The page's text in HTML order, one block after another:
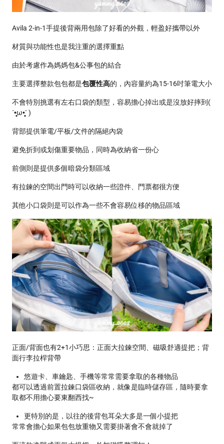
Avila 2-in-1手提後背兩用包除了好看的外觀，輕盈好攜帶以外
材質與功能性也是我注重的選擇重點
由於考慮作為媽媽包&公事包的結合
主要選擇整款包包都是包覆性高的，內容量約為15-16吋筆電大小
不會特別挑選有左右口袋的類型，容易擔心掉出或是沒放好摔到(
´•̥̥̥ω•̥̥̥` )
背部提供筆電/平板/文件的隔絕內袋
避免折到或划傷重要物品，同時為收納省一份心
前側則是提供多個暗袋分類區域
有拉鍊的空間出門時可以收納一些證件、門票都很方便
其他小口袋則是可以作為一些不會容易位移的物品區域
正面/背面也有2+1小巧思：正面大拉鍊空間、磁吸舒適提把；背
面行李拉桿背帶
悠遊卡、車鑰匙、手機等常常需要拿取的各種物品
都可以透過前置拉鍊口袋區收納，就像是臨時儲存區，隨時要拿
取都不用擔心要東翻西找~
更特別的是，以往的後背包耳朵大多是一個小提把
常常會擔心如果包包放重物又需要掛著會不會就掉了